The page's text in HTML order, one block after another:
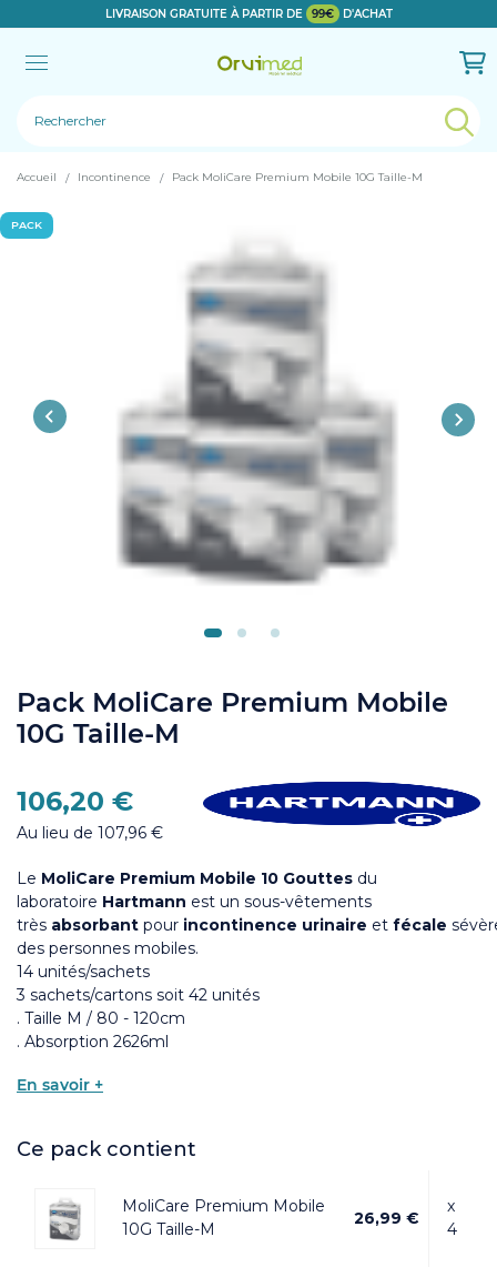
LIVRAISON GRATUITE À PARTIR DE 99€ D'ACHAT
Le produit a bien été ajouté!
Accueil Incontinence Pack MoliCare Premium Mobile 10G Taille-M
PACK
Pack MoliCare Premium Mobile
10G Taille-M
106,20 €
Au lieu de 107,96 €
Le MoliCare Premium Mobile 10 Gouttes du
laboratoire Hartmann est un sous-vêtements
très absorbant pour incontinence urinaire et fécale
des personnes mobiles.
14 unités/sachets
3 sachets/cartons soit 42 unités
. Taille M / 80 - 120cm
. Absorption 2626ml
En savoir +
Ce pack contient
MoliCare Premium Mobile
10G Taille-M
26,99 €
x
4